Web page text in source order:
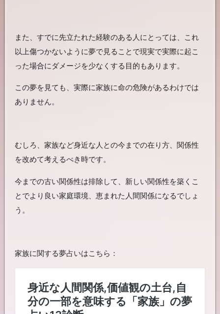
また、すでに先立たれた経験のある人にとっては、これ
以上傷つかないように夢で見ることで現実で実際に起こ
った場合にダメージを少なくする目的もあります。
この夢を見ても、実際に家族に命の危険があるわけでは
ありません。
むしろ、家族など身近な人との今までの在り方、関係性
を改めて考えるべき時です。
今までの古い関係性は排除して、新しい関係性を築くこ
とでより良い家庭環境、恵まれた人間関係になるでしょ
う。
家族に関する夢占いはこちら：